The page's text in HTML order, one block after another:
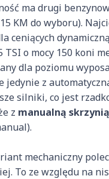
ma drugi
KM do wyboru).
ceniących
TSI o mocy 150 koni
dla poziomu
jedynie z
silniki, co jest
z manualną
mechaniczny
To ze względu na